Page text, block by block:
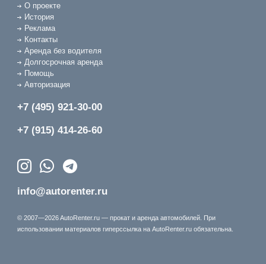
О проекте
История
Реклама
Контакты
Аренда без водителя
Долгосрочная аренда
Помощь
Авторизация
+7 (495) 921-30-00
+7 (915) 414-26-60
info@autorenter.ru
© 2007—2026 AutoRenter.ru — прокат и аренда автомобилей. При
использовании материалов гиперссылка на AutoRenter.ru обязательна.